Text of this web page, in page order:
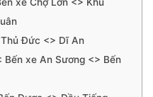
Đức <> Dĩ An
xe An Sương <> Bến